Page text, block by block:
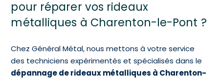
pour réparer vos rideaux
métalliques à Charenton-le-Pont ?
Chez Général Métal, nous mettons à votre service
des techniciens expérimentés et spécialisés dans le
dépannage de rideaux métalliques à Charenton-